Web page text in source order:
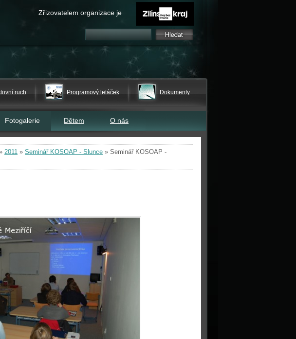
Zřizovatelem organizace je
ruch Programový letáček Dokumenty
Fotogalerie Dětem O nás
2011 » Seminář KOSOAP - Slunce » Seminář KOSOAP -